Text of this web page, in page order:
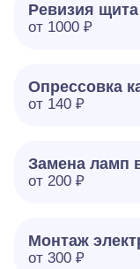
Ревизия щита
от 1000 ₽
Опрессовка
от 140 ₽
Замена ламп
от 200 ₽
Монтаж
от 300 ₽